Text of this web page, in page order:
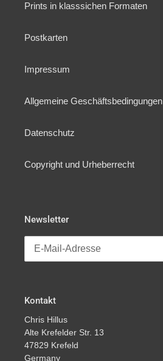
Prints in klasssichen Formaten
Postkarten
Impressum
Allgemeine Geschäftsbedingungen
Datenschutz
Copyright und Urheberrecht
Newsletter
Kontakt
Chris Hillus
Alte Krefelder Str. 13
47829 Krefeld
Germany